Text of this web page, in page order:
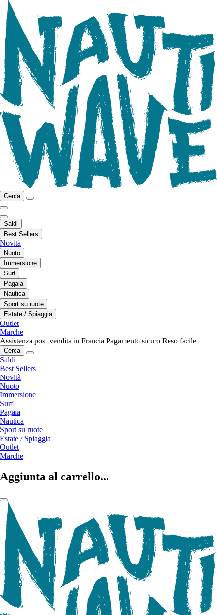
Cerca
Saldi
Best Sellers
Novità
Nuoto
Immersione
Surf
Pagaia
Nautica
Sport su ruote
Estate / Spiaggia
Outlet
Marche
Assistenza post-vendita in Francia Pagamento sicuro Reso facile
Cerca
Saldi
Best Sellers
Novità
Nuoto
Immersione
Surf
Pagaia
Nautica
Sport su ruote
Estate / Spiaggia
Outlet
Marche
Aggiunta al carrello...